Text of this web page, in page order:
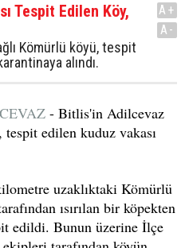
Tespit Edilen Köy,
Kömürlü köyü, tespit
alındı.
A+
A-
- Bitlis'in Adilcevaz
edilen kuduz vakası
uzaklıktaki Kömürlü
ısırılan bir köpekten
edildi. Bunun üzerine İlçe